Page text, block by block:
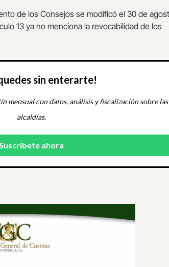
de los Consejos se modificó el 30 de
13 ya no menciona la revocabilidad de los
sin enterarte!
mensual con datos, análisis y fiscalización sobre las
alcaldías.